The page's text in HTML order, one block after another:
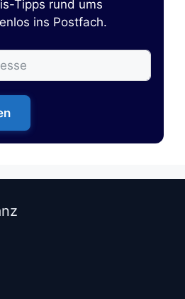
Tipps rund ums
ins Postfach.